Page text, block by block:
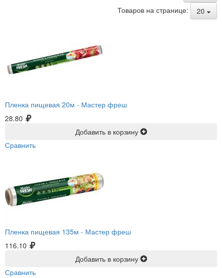
Товаров на странице:
20
Пленка пищевая 20м - Мастер фреш
28.80
Добавить в корзину
Сравнить
Пленка пищевая 135м - Мастер фреш
116.10
Добавить в корзину
Сравнить